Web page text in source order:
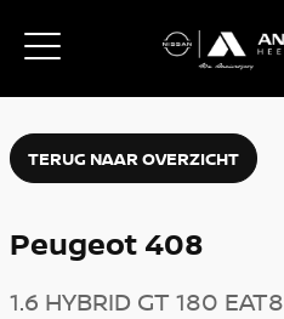
TERUG NAAR OVERZICHT
Peugeot 408
1.6 HYBRID GT 180 EAT8